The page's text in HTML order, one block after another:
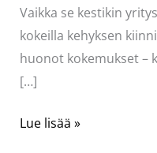
Vaikka se kestikin
kokeilla kehyksen
huonot kokemukset –
[…]
Nipsukukkaron
Lue lisää »